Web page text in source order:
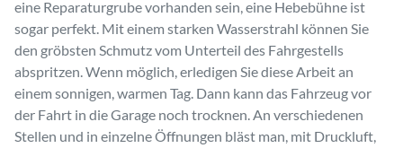
eine Reparaturgrube vorhanden sein, eine Hebebühne ist
sogar perfekt. Mit einem starken Wasserstrahl können Sie
den gröbsten Schmutz vom Unterteil des Fahrgestells
abspritzen. Wenn möglich, erledigen Sie diese Arbeit an
einem sonnigen, warmen Tag. Dann kann das Fahrzeug vor
der Fahrt in die Garage noch trocknen. An verschiedenen
Stellen und in einzelne Öffnungen bläst man, mit Druckluft,